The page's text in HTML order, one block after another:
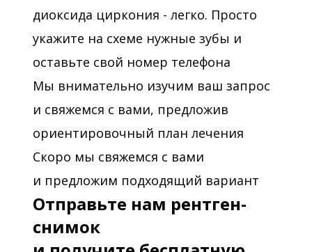
диоксида циркония - легко. Просто
укажите на схеме нужные зубы и
оставьте свой номер телефона
Мы внимательно изучим ваш запрос
и свяжемся с вами, предложив
ориентировочный план лечения
Скоро мы свяжемся с вами
и предложим подходящий вариант
Отправьте нам рентген-
снимок